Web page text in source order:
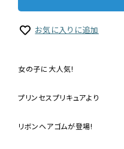
お気に入りに追加
女の子に大人気!
プリンセスプリキュアより
リボンヘアゴムが登場!